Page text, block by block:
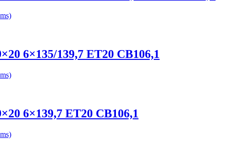
6×135/139,7 ET20 CB106,1
6×139,7 ET20 CB106,1